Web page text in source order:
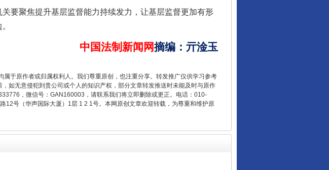
聚焦提升基层监督能力持续发力，让基层监督更加有形
中国法制新闻网摘编 ： 亓淦玉
于原作者或归属权利人。我们尊重原创，也注重分享。转发推广仅供学习参考
如无意侵犯到贵公司或个人的知识产权，部分文章转发推送时未能及时与原作
，微信号：GAN160003，请联系我们将立即删除或更正。电话：010-
号（华声国际大厦）1层 1 2 1号。本网原创文章欢迎转载，为尊重和维护原
揭晓 新中国诞生的见证